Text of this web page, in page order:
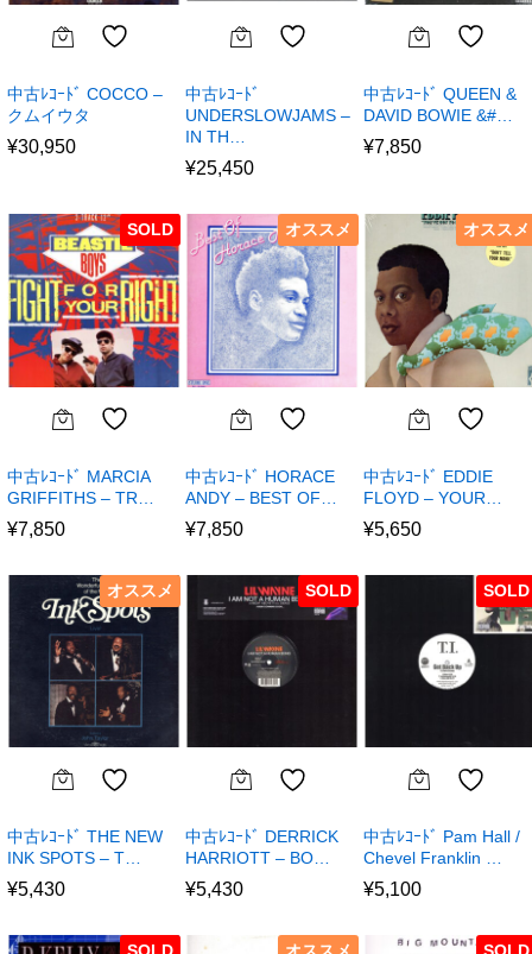
中古ﾚｺｰﾄﾞ COCCO –
クムイウタ
¥30,950
中古ﾚｺｰﾄﾞ
UNDERSLOWJAMS –
IN TH…
¥25,450
中古ﾚｺｰﾄﾞ QUEEN &
DAVID BOWIE &#…
¥7,850
SOLD
中古ﾚｺｰﾄﾞ MARCIA
GRIFFITHS – TR…
¥7,850
オススメ
中古ﾚｺｰﾄﾞ HORACE
ANDY – BEST OF…
¥7,850
オススメ
中古ﾚｺｰﾄﾞ EDDIE
FLOYD – YOUR…
¥5,650
オススメ
中古ﾚｺｰﾄﾞ THE NEW
INK SPOTS – T…
¥5,430
SOLD
中古ﾚｺｰﾄﾞ DERRICK
HARRIOTT – BO…
¥5,430
SOLD
中古ﾚｺｰﾄﾞ Pam Hall /
Chevel Franklin …
¥5,100